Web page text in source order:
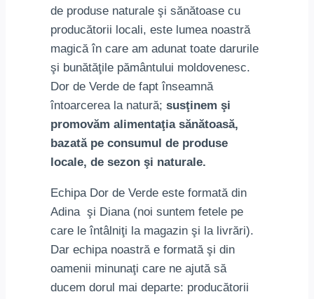
de produse naturale şi sănătoase cu
producătorii locali, este lumea noastră
magică în care am adunat toate darurile
şi bunătăţile pământului moldovenesc.
Dor de Verde de fapt înseamnă
întoarcerea la natură; susţinem şi
promovăm alimentaţia sănătoasă,
bazată pe consumul de produse
locale, de sezon şi naturale.
Echipa Dor de Verde este formată din
Adina şi Diana (noi suntem fetele pe
care le întâlniţi la magazin şi la livrări).
Dar echipa noastră e formată şi din
oamenii minunaţi care ne ajută să
ducem dorul mai departe: producătorii